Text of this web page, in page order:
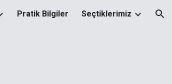
Pratik Bilgiler Seçtiklerimiz